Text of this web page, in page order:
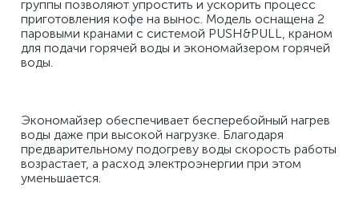
группы позволяют упростить и ускорить процесс
приготовления кофе на вынос. Модель оснащена 2
паровыми кранами с системой PUSH&PULL, краном
для подачи горячей воды и экономайзером горячей
воды.
Экономайзер обеспечивает бесперебойный нагрев
воды даже при высокой нагрузке. Благодаря
предварительному подогреву воды скорость работы
возрастает, а расход электроэнергии при этом
уменьшается.